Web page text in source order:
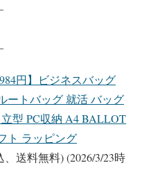
円】ビジネスバッグ
ートバッグ 就活 バッグ
型 PC収納 A4 BALLOT
ト ラッピング
、送料無料)(2026/3/23時